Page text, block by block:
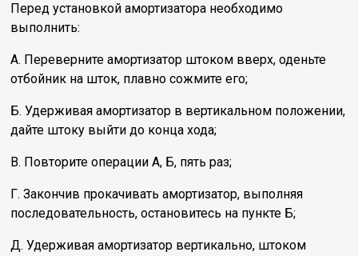
Перед установкой амортизатора необходимо
выполнить:
А. Переверните амортизатор штоком вверх, оденьте
отбойник на шток, плавно сожмите его;
Б. Удерживая амортизатор в вертикальном положении,
дайте штоку выйти до конца хода;
В. Повторите операции А, Б, пять раз;
Г. Закончив прокачивать амортизатор, выполняя
последовательность, остановитесь на пункте Б;
Д. Удерживая амортизатор вертикально, штоком